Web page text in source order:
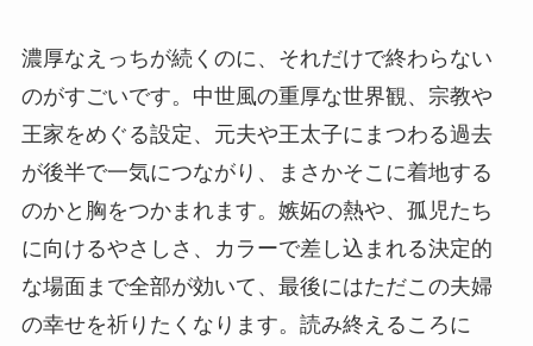
濃厚なえっちが続くのに、それだけで終わらない
のがすごいです。中世風の重厚な世界観、宗教や
王家をめぐる設定、元夫や王太子にまつわる過去
が後半で一気につながり、まさかそこに着地する
のかと胸をつかまれます。嫉妬の熱や、孤児たち
に向けるやさしさ、カラーで差し込まれる決定的
な場面まで全部が効いて、最後にはただこの夫婦
の幸せを祈りたくなります。読み終えるころに